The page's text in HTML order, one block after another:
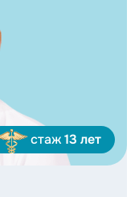
стаж13 лет